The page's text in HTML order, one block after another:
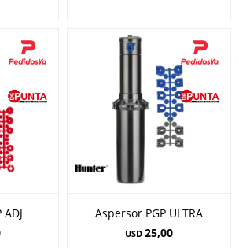
Aspersor PGP ULTRA
USD 25,00